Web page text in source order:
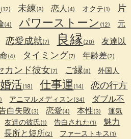
(12) 未練(8) 恋人 (4) オクテ(1)
片
(4) パワーストーン (12)
元
恋愛成就(7) 良縁(20)
友達以
(4) タイミング(7) 年齢差(2)
カンド彼女(7) ご縁(8) 外国人
婚活(18) 仕事運 (14) 恋の行方
アニマルメディスン(34)
ダブル不
白失敗(3) 恋愛(4) 本性(3) 運気
友達の彼氏(1) 告白された (1) 魅力
長所と短所(2) ファーストキス (1)